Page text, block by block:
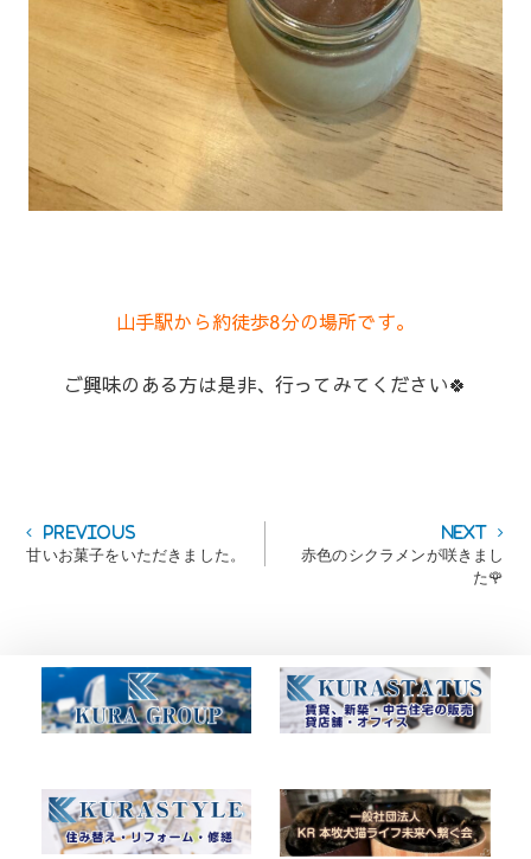
山手駅から約徒歩8分の場所です。
ご興味のある方は是非、行ってみてください🍀
投
稿
シ
ョ
PreviousPrevious
post:
甘いお菓子をいただきました。
Next
post:
赤色のシクラメンが咲きまし
た🌹